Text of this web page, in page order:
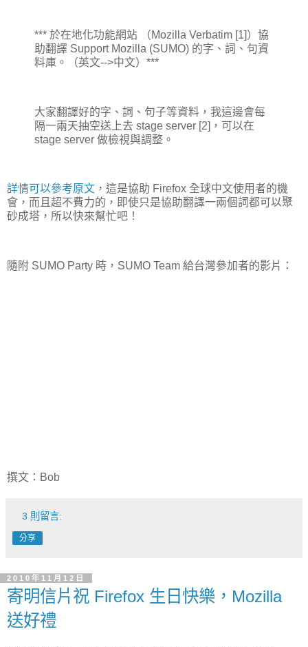
*** 於在地化功能網站 （Mozilla Verbatim [1]）協
助翻譯 Support Mozilla (SUMO) 的字、詞、句資
料庫。（英文-->中文）***
大家翻譯好的字、詞、句子等資料，我這邊會每
隔一兩天抽空送上去 stage server [2]，可以在
stage server 做檢視與調整。
詳情可以參考原文 ，這是協助 Firefox 全球中文使用者的機
會，而且超不費力的，即使只是協助翻譯一兩個詞都可以聚
砂成塔，所以快來幫忙吧！
隨附 SUMO Party 時，SUMO Team 給台灣參加者的影片：
撰文：Bob
3 則留言:
分享
2010年11月12日
寄明信片祝 Firefox 生日快樂，Mozilla
送好禮